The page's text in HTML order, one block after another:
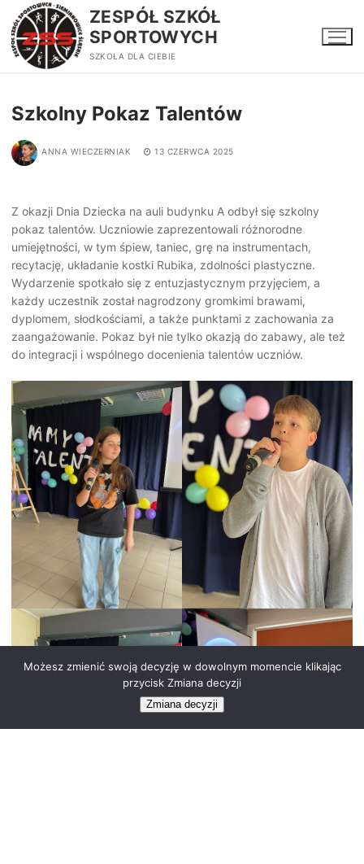
Przejdź
do
treści
ZESPÓŁ SZKÓŁ
SPORTOWYCH
SZKOŁA DLA CIEBIE
Szkolny Pokaz Talentów
ANNA WIECZERNIAK 13 CZERWCA 2025
Z okazji Dnia Dziecka na auli budynku A odbył się szkolny
pokaz talentów. Uczniowie zaprezentowali różnorodne
umiejętności, w tym śpiew, taniec, grę na instrumentach,
recytację, układanie kostki Rubika, zdolności plastyczne.
Wydarzenie spotkało się z entuzjastycznym przyjęciem, a
każdy uczestnik został nagrodzony gromkimi brawami,
dyplomem, słodkościami, a także punktami z zachowania za
zaangażowanie. Pokaz był nie tylko okazją do zabawy, ale też
do integracji i wspólnego docenienia talentów uczniów.
Możesz zmienić swoją decyzję w dowolnym momencie klikając
przycisk Zmiana decyzji
Zmiana decyzji